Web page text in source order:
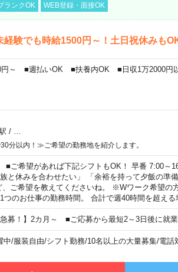
ランクOK WEB登録・面接OK
験でも時給1500円～！土日祝休みもOK
円～ ■週払いOK ■扶養内OK ■日収1万2000円
/
分以内！≫ご希望の勤務地を紹介します。
■ご希望があれば下記シフトもOK！ 早番 7:00～
と休みを合わせたい」 「余裕を持って夕飯の準
ご希望を教えてくださいね。 ※Wワーク希望の
のお仕事の勤務時間。 合計で週40時間を超える
急募！】2カ月～ ■ご応募から最短2～3日後に就業
中/服装自由/シフト勤務/10名以上の大量募集/電話